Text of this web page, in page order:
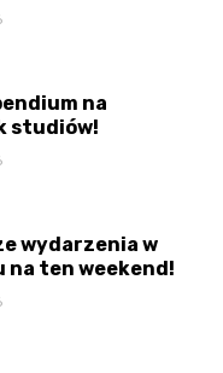
na
studiów!
wydarzenia w
na ten weekend!